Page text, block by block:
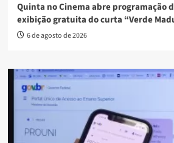
Quinta no Cinema abre programação
exibição gratuita do curta “Verde
6 de agosto de 2026